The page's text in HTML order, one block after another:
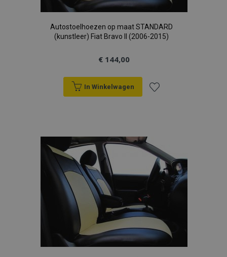
Autostoelhoezen op maat STANDARD
(kunstleer) Fiat Bravo II (2006-2015)
€ 144,00
In Winkelwagen
aan
verlanglijst